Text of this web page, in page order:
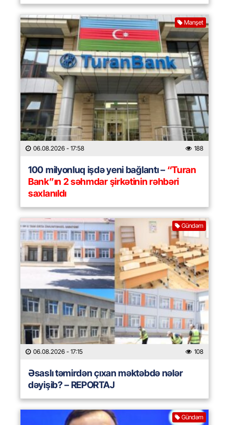
Manşet
06.08.2026 - 17:58 188
100 milyonluq işdə yeni bağlantı –“Turan
Bank”ın 2 səhmdar şirkətinin rəhbəri
saxlanıldı
Gündəm
06.08.2026 - 17:15 108
Əsaslı təmirdən çıxan məktəbdə nələr
dəyişib? – REPORTAJ
Gündəm